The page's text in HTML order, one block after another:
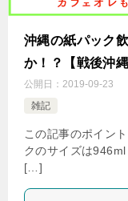
沖縄の紙パック
か！？【戦後沖縄
公開日： 2019-09-23
雑記
この記事のポイン
クのサイズは
[…]